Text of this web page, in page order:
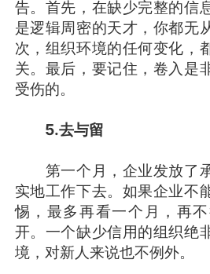
告。首先，在缺少完整的信
是逻辑周密的天才，你都无
次，组织环境的任何变化，
关。最后，要记住，卷入是
受伤的。
5.去与留
第一个月，企业发放了
实地工作下去。如果企业不
惕，最多再看一个月，再
开。一个缺少信用的组织绝
境，对新人来说也不例外。